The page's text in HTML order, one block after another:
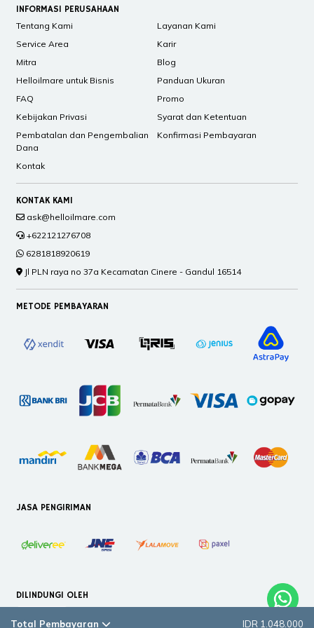
Total Pembayaran IDR 1.048.000
INFORMASI PERUSAHAAN
Tentang Kami
Layanan Kami
Service Area
Karir
Mitra
Blog
Helloilmare untuk Bisnis
Panduan Ukuran
FAQ
Promo
Kebijakan Privasi
Syarat dan Ketentuan
Pembatalan dan Pengembalian
Dana
Konfirmasi Pembayaran
Kontak
KONTAK KAMI
ask@helloilmare.com
+622121276708
6281818920619
Jl PLN raya no 37a Kecamatan Cinere - Gandul 16514
METODE PEMBAYARAN
JASA PENGIRIMAN
DILINDUNGI OLEH